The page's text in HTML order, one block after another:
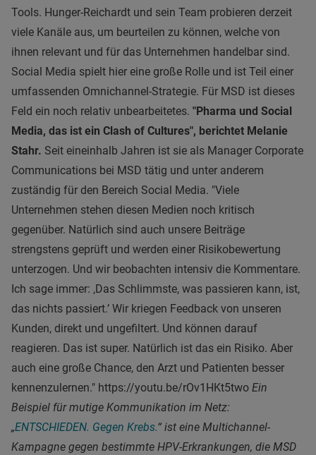
Tools. Hunger-Reichardt und sein Team probieren derzeit
viele Kanäle aus, um beurteilen zu können, welche von
ihnen relevant und für das Unternehmen handelbar sind.
Social Media spielt hier eine große Rolle und ist Teil einer
umfassenden Omnichannel-Strategie. Für MSD ist dieses
Feld ein noch relativ unbearbeitetes. "Pharma und Social
Media, das ist ein Clash of Cultures", berichtet Melanie
Stahr. Seit eineinhalb Jahren ist sie als Manager Corporate
Communications bei MSD tätig und unter anderem
zuständig für den Bereich Social Media. "Viele
Unternehmen stehen diesen Medien noch kritisch
gegenüber. Natürlich sind auch unsere Beiträge
strengstens geprüft und werden einer Risikobewertung
unterzogen. Und wir beobachten intensiv die Kommentare.
Ich sage immer: ‚Das Schlimmste, was passieren kann, ist,
das nichts passiert.’ Wir kriegen Feedback von unseren
Kunden, direkt und ungefiltert. Und können darauf
reagieren. Das ist super. Natürlich ist das ein Risiko. Aber
auch eine große Chance, den Arzt und Patienten besser
kennenzulernen." https://youtu.be/rOv1HKt5two Ein
Beispiel für mutige Kommunikation im Netz:
„ENTSCHIEDEN. Gegen Krebs.“ ist eine Multichannel-
Kampagne gegen bestimmte HPV-Erkrankungen, die MSD